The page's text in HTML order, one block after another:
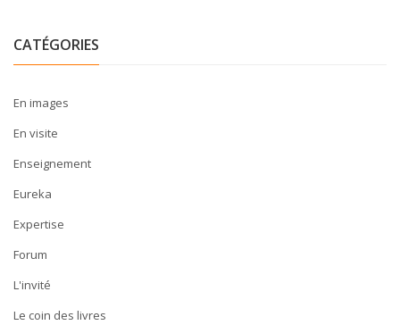
CATÉGORIES
En images
En visite
Enseignement
Eureka
Expertise
Forum
L'invité
Le coin des livres